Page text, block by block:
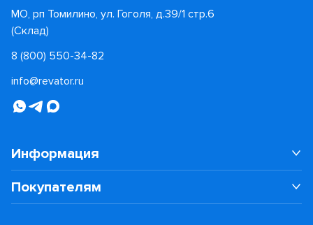
МО, рп Томилино, ул. Гоголя, д.39/1 стр.6
(Склад)
8 (800) 550-34-82
info@revator.ru
Информация
Покупателям